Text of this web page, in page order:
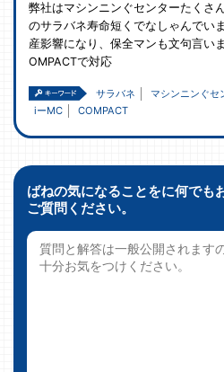
弊社はマシンニンぐセンターたくさ
のサラバネ寿命短くでなしゃんでい
産影響になり、保全マンも文句言
OMPACTで対応
サラバネ マシンニンぐセ
iーMC
COMPACT
ばねの気になることをに何でも
ご質問ください。